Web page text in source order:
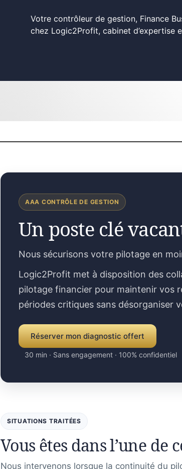
Votre contrôleur de gestion, Finance
chez Logic2Profit, cabinet d’expertise
AAA CONTRÔLE DE GESTION
Un poste clé
Nous sécurisons votre pilotage en
Logic2Profit met à disposition des
pilotage financier pour maintenir vos
périodes critiques sans désorganiser
Réserver mon diagnostic offert
30 min · Sans engagement · 100% confidentiel
SITUATIONS TRAITÉES
Vous êtes dans l’une de
Nous intervenons lorsque la continuité du